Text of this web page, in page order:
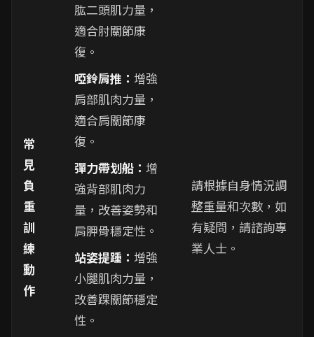
常
見
負
重
訓
練
動
作
肱二頭肌力量，
適合肘關節康
復。
啞鈴肩推： 增強
肩部肌肉力量，
適合肩關節康
復。
彈力帶划船： 增
強背部肌肉力
量，改善姿勢和
肩胛骨穩定性。
站姿提踵： 增強
小腿肌肉力量，
改善踝關節穩定
性。
請根據自身情況調
整重量和次數，如
有疑問，請諮詢專
業人士。